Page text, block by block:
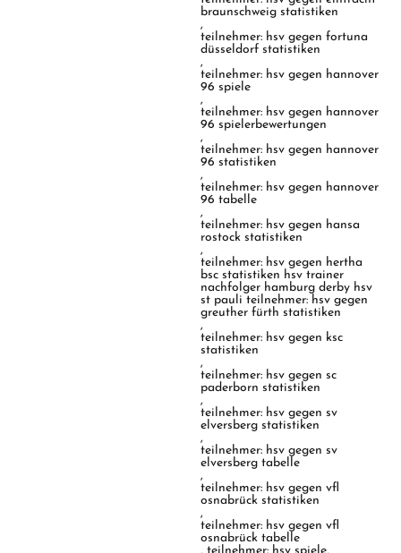
braunschweig statistiken
,
teilnehmer: hsv gegen fortuna
düsseldorf statistiken
,
teilnehmer: hsv gegen hannover
96 spiele
,
teilnehmer: hsv gegen hannover
96 spielerbewertungen
,
teilnehmer: hsv gegen hannover
96 statistiken
,
teilnehmer: hsv gegen hannover
96 tabelle
,
teilnehmer: hsv gegen hansa
rostock statistiken
,
teilnehmer: hsv gegen hertha
bsc statistiken hsv trainer
nachfolger hamburg derby hsv
st pauli teilnehmer: hsv gegen
greuther fürth statistiken
,
teilnehmer: hsv gegen ksc
statistiken
,
teilnehmer: hsv gegen sc
paderborn statistiken
,
teilnehmer: hsv gegen sv
elversberg statistiken
,
teilnehmer: hsv gegen sv
elversberg tabelle
,
teilnehmer: hsv gegen vfl
osnabrück statistiken
,
teilnehmer: hsv gegen vfl
osnabrück tabelle